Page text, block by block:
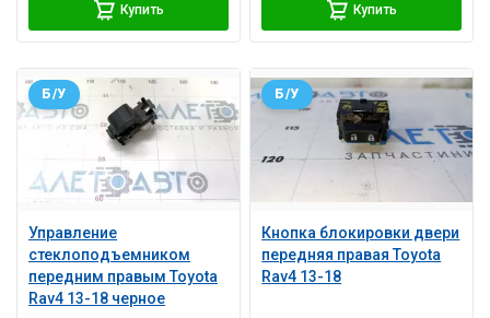
Купить Купить
Управление
стеклоподъемником
передним правым Toyota
Rav4 13-18 черное
Б/У
Кнопка блокировки двери
передняя правая Toyota
Rav4 13-18
Б/У